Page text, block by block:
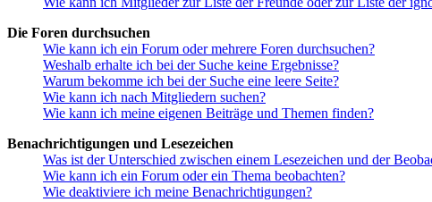
Die Foren durchsuchen
Wie kann ich ein Forum oder mehrere Foren durchsuchen?
Weshalb erhalte ich bei der Suche keine Ergebnisse?
Warum bekomme ich bei der Suche eine leere Seite?
Wie kann ich nach Mitgliedern suchen?
Wie kann ich meine eigenen Beiträge und Themen finden?
Benachrichtigungen und Lesezeichen
Was ist der Unterschied zwischen einem Lesezeichen und der
Wie kann ich ein Forum oder ein Thema beobachten?
Wie deaktiviere ich meine Benachrichtigungen?